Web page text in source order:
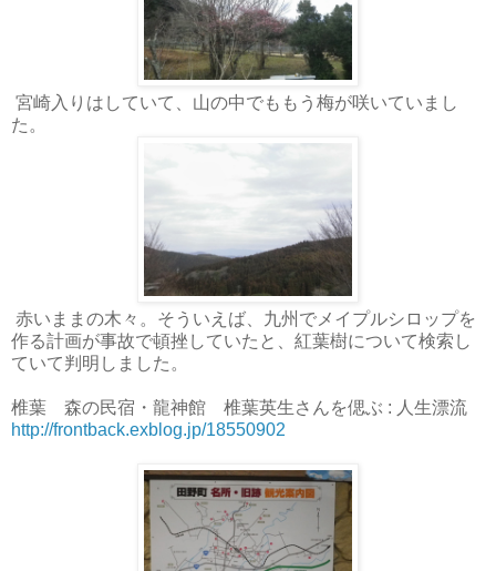
宮崎入りはしていて、山の中でももう梅が咲いていまし
た。
赤いままの木々。そういえば、九州でメイプルシロップを
作る計画が事故で頓挫していたと、紅葉樹について検索し
ていて判明しました。
椎葉 森の民宿・龍神館 椎葉英生さんを偲ぶ : 人生漂流
http://frontback.exblog.jp/18550902